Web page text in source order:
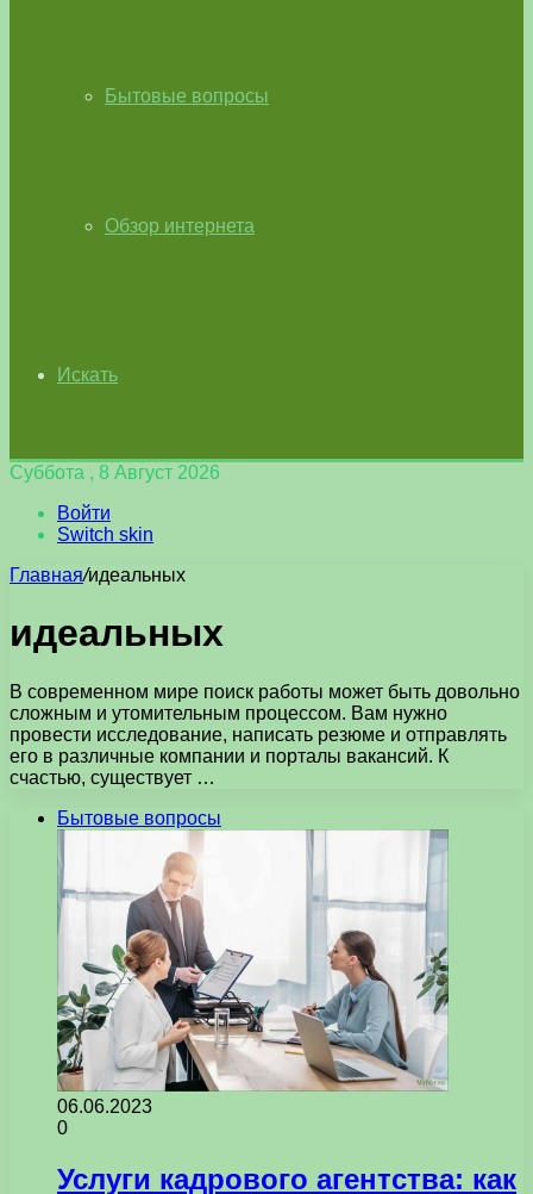
Бытовые вопросы
Обзор интернета
Искать
Суббота , 8 Август 2026
Войти
Switch skin
Главная/идеальных
идеальных
В современном мире поиск работы может быть довольно
сложным и утомительным процессом. Вам нужно
провести исследование, написать резюме и отправлять
его в различные компании и порталы вакансий. К
счастью, существует …
Бытовые вопросы
06.06.2023
0
Услуги кадрового агентства: как